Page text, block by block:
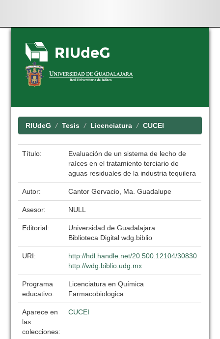
Skip
navigation
RIUdeG Tesis Licenciatura CUCEI
Título:
Evaluación de un sistema de lecho de
raíces en el tratamiento terciario de
aguas residuales de la industria tequilera
Autor: Cantor Gervacio, Ma. Guadalupe
Asesor: NULL
Editorial:
Universidad de Guadalajara
Biblioteca Digital wdg.biblio
URI:
http://hdl.handle.net/20.500.12104/30830
http://wdg.biblio.udg.mx
Programa
educativo:
Licenciatura en Química
Farmacobiologica
Aparece en
las
colecciones:
CUCEI